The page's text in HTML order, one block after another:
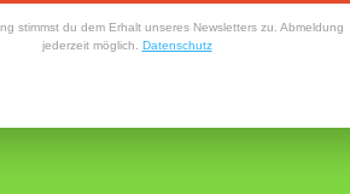
stimmst du dem Erhalt unseres Newsletters zu. Abmeldung
jederzeit möglich. Datenschutz